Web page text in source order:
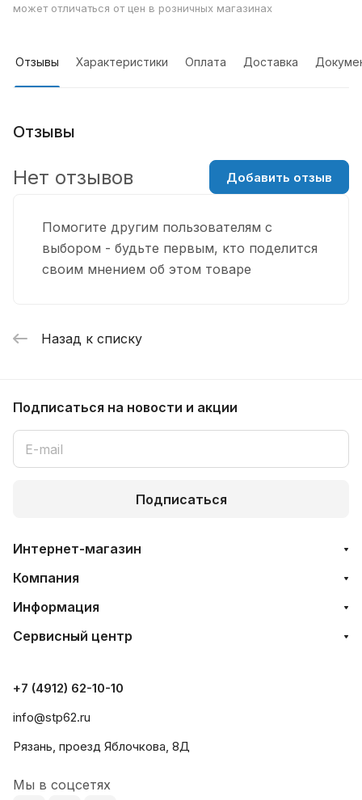
может отличаться от цен в розничных магазинах
Отзывы Характеристики Оплата Доставка
Отзывы
Помогите другим пользователям с
выбором - будьте первым, кто поделится
своим мнением об этом товаре
Нет отзывов Добавить отзыв
Назад к списку
Подписаться на новости и акции
Подписаться
Интернет-магазин
Компания
Информация
Сервисный центр
+7 (4912) 62-10-10
info@stp62.ru
Рязань, проезд Яблочкова, 8Д
Мы в соцсетях